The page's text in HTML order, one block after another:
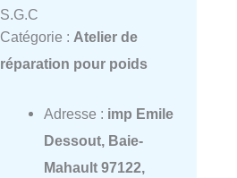
S.G.C
Catégorie : Atelier de
réparation pour poids
Adresse : imp Emile
Dessout, Baie-
Mahault 97122,